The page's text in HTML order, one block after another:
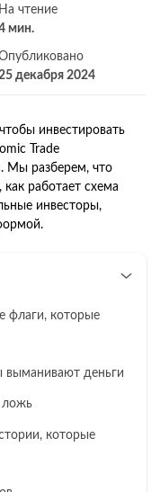
На чтение
мин.
декабря 2024
инвестировать
Trade
Мы разберем, что
работает схема
инвесторы,
флаги, которые
деньги
ложь
которые